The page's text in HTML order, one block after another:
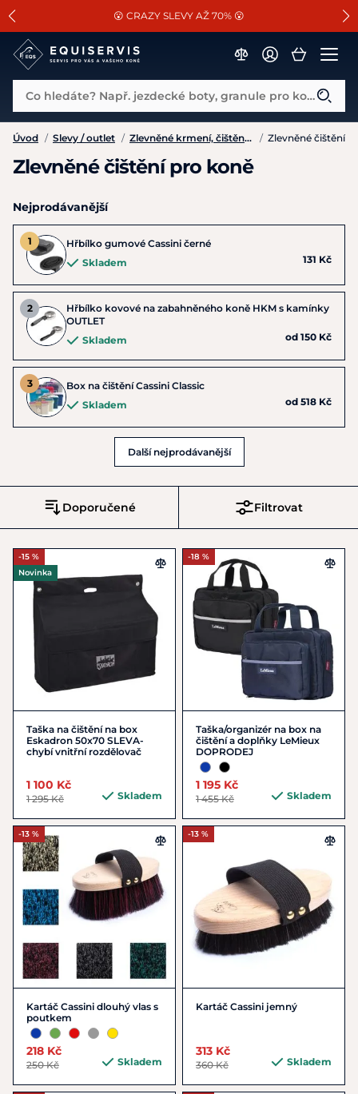
SLEVA 13% na vše od Cassini!
😮 CRAZY SLEVY AŽ 70% 😮
📐Pasování a doplňky k vybraným sedlům ZDARMA 🐴
Co hledáte? Např. jezdecké boty, granule pro koně...
Úvod / Slevy / outlet / Zlevněné krmení, čištění, stájové vybavení / Zlevněné čištění
Zlevněné čištění pro koně
Nejprodávanější
Hřbílko gumové Cassini černé
Skladem
131 Kč
Hřbílko kovové na zabahněného koně HKM s kamínky
OUTLET
Skladem
od 150 Kč
Box na čištění Cassini Classic
Skladem
od 518 Kč
Další nejprodávanější
Filtrovat
Doporučené
-15 %
Novinka
Taška na čištění na box
Eskadron 50x70 SLEVA-
chybí vnitřní rozdělovač
1 100 Kč
1 295 Kč Skladem
-18 %
Taška/organizér na box na
čištění a doplňky LeMieux
DOPRODEJ
1 195 Kč
1 455 Kč Skladem
-13 %
Kartáč Cassini dlouhý vlas s
poutkem
218 Kč
250 Kč Skladem
-13 %
Kartáč Cassini jemný
313 Kč
360 Kč Skladem